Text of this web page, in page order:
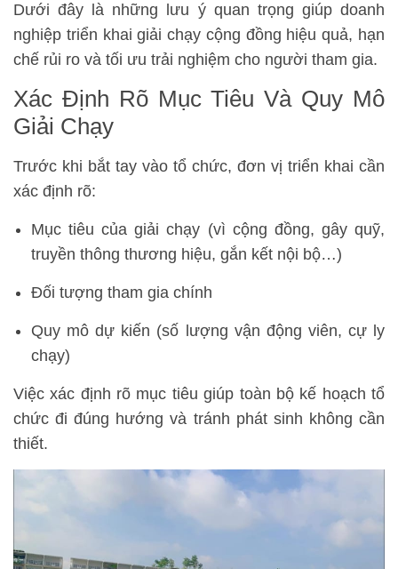
Dưới đây là những lưu ý quan trọng giúp doanh
nghiệp triển khai giải chạy cộng đồng hiệu quả, hạn
chế rủi ro và tối ưu trải nghiệm cho người tham gia.
Xác Định Rõ Mục Tiêu Và Quy Mô
Giải Chạy
Trước khi bắt tay vào tổ chức, đơn vị triển khai cần
xác định rõ:
Mục tiêu của giải chạy (vì cộng đồng, gây quỹ,
truyền thông thương hiệu, gắn kết nội bộ…)
Đối tượng tham gia chính
Quy mô dự kiến (số lượng vận động viên, cự ly
chạy)
Việc xác định rõ mục tiêu giúp toàn bộ kế hoạch tổ
chức đi đúng hướng và tránh phát sinh không cần
thiết.